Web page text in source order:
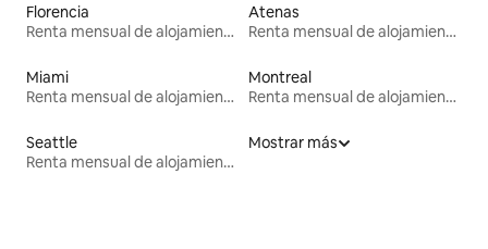
Florencia
Renta mensual de alojamientos
Atenas
Renta mensual de alojamientos
Miami
Renta mensual de alojamientos
Montreal
Renta mensual de alojamientos
Seattle
Renta mensual de alojamientos
Mostrar más